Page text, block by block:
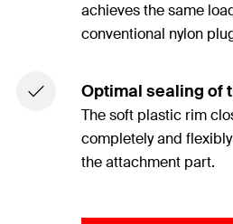
achieves the same
conventional nylon
Optimal sealing of
The soft plastic rim
completely and
the attachment part.